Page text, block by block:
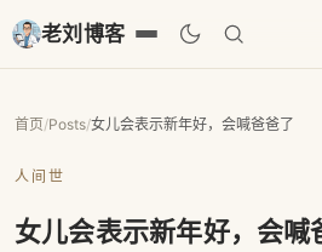
老刘博客
首页/Posts/女儿会表示新年好，会喊爸爸了
人间世
女儿会表示新年好，会喊